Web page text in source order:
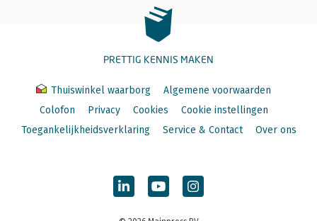
PRETTIG KENNIS MAKEN
Thuiswinkel waarborg
Algemene voorwaarden
Colofon
Privacy Cookies
Cookie instellingen
Toegankelijkheidsverklaring
Service & Contact Over ons